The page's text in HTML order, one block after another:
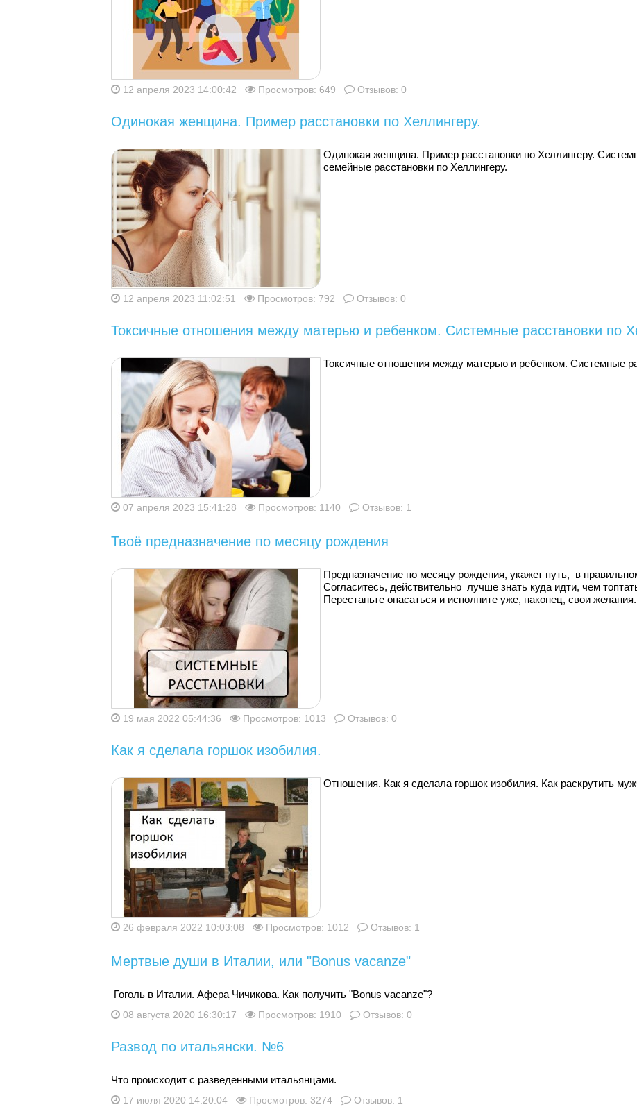
12 апреля 2023 14:00:42 Просмотров: 649 Отзывов: 0
Одинокая женщина. Пример расстановки по Хеллингеру.
Одинокая женщина. Пример расстановки по Хеллингеру.
семейные расстановки по Хеллингеру.
12 апреля 2023 11:02:51 Просмотров: 792 Отзывов: 0
Токсичные отношения между матерью и ребенком. Системные расстановки по
Токсичные отношения между матерью и ребенком. Системные
07 апреля 2023 15:41:28 Просмотров: 1140 Отзывов: 1
Твоё предназначение по месяцу рождения
Предназначение по месяцу рождения, укажет путь, в
Согласитесь, действительно лучше знать куда идти, чем
Перестаньте опасаться и исполните уже, наконец, свои желания.
19 мая 2022 05:44:36 Просмотров: 1013 Отзывов: 0
Как я сделала горшок изобилия.
Отношения. Как я сделала горшок изобилия. Как раскрутить
26 февраля 2022 10:03:08 Просмотров: 1012 Отзывов: 1
Мертвые души в Италии, или "Bonus vacanze"
Гоголь в Италии. Афера Чичикова. Как получить "Bonus vacanze"?
08 августа 2020 16:30:17 Просмотров: 1910 Отзывов: 0
Развод по итальянски. №6
Что происходит с разведенными итальянцами.
17 июля 2020 14:20:04 Просмотров: 3274 Отзывов: 1